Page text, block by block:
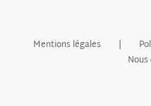
Mentions légales